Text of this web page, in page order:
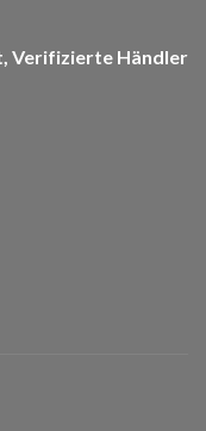
Verifizierte Händler